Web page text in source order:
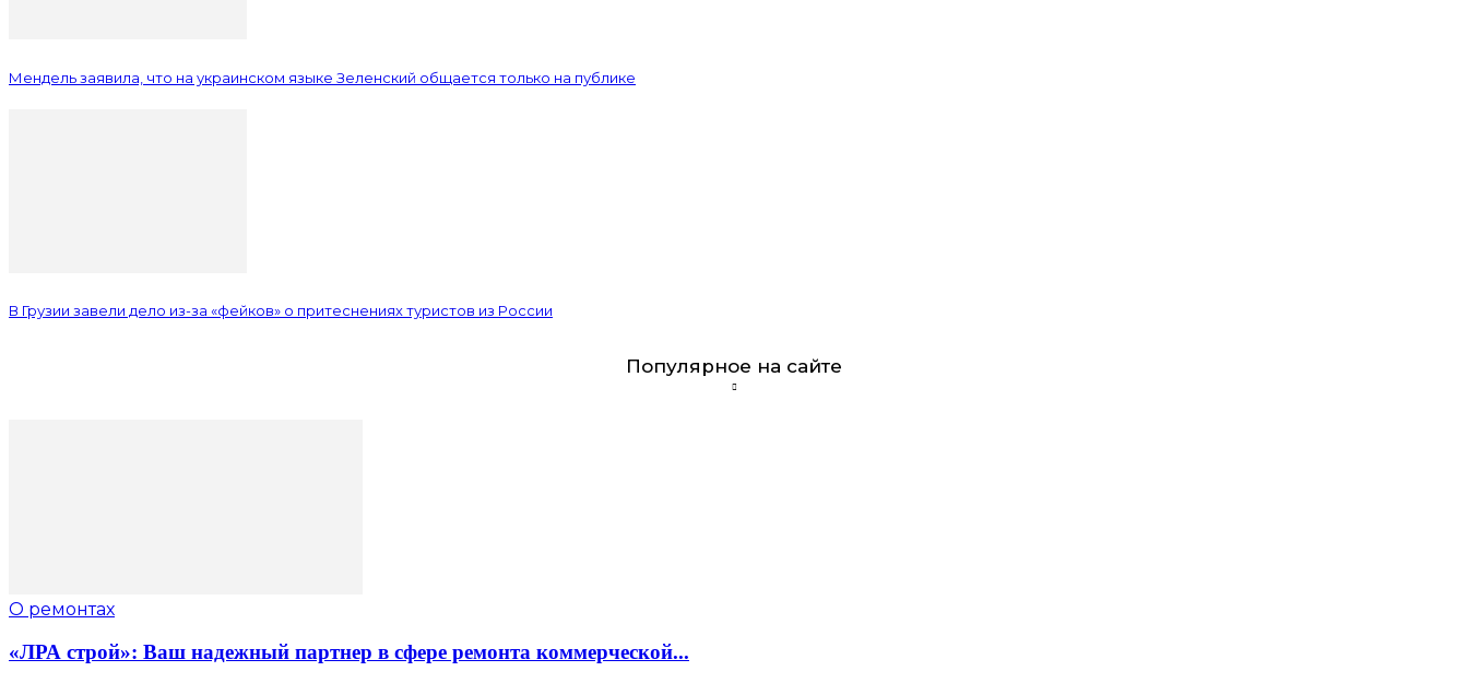
Мендель заявила, что на украинском языке Зеленский общается только на публике
В Грузии завели дело из-за «фейков» о притеснениях туристов из России
Популярное на сайте
О ремонтах
«ЛРА строй»: Ваш надежный партнер в сфере ремонта коммерческой...